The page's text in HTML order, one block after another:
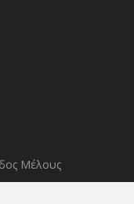
Μέλους